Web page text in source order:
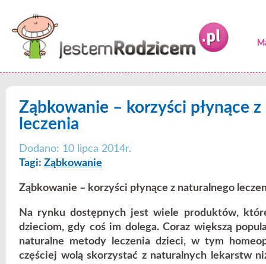
Ząbkowanie – korzyści płynące
leczenia
Dodano: 10 lipca 2014r.
Tagi: Ząbkowanie
Ząbkowanie – korzyści płynące z naturalnego
Na rynku dostępnych jest wiele produktów,
dzieciom, gdy coś im dolega. Coraz większą
naturalne metody leczenia dzieci, w tym
częściej wolą skorzystać z naturalnych lekarstw